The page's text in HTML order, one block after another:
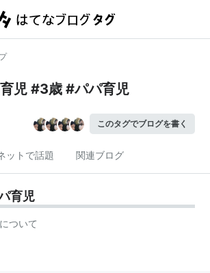
育児 #3歳 #パパ育児
このタグでブログを書く
ットで話題 関連ブログ
育児
ついて